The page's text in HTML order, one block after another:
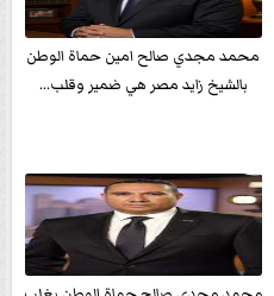
محمد مجدي صالح امين حماة الوطن
بالشيخ زايد مصر هي ضمير وقلب...